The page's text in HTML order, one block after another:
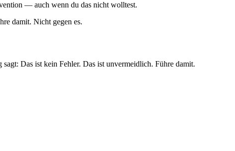
— auch wenn du das nicht wolltest.
damit. Nicht gegen es.
Das ist kein Fehler. Das ist unvermeidlich. Führe damit.